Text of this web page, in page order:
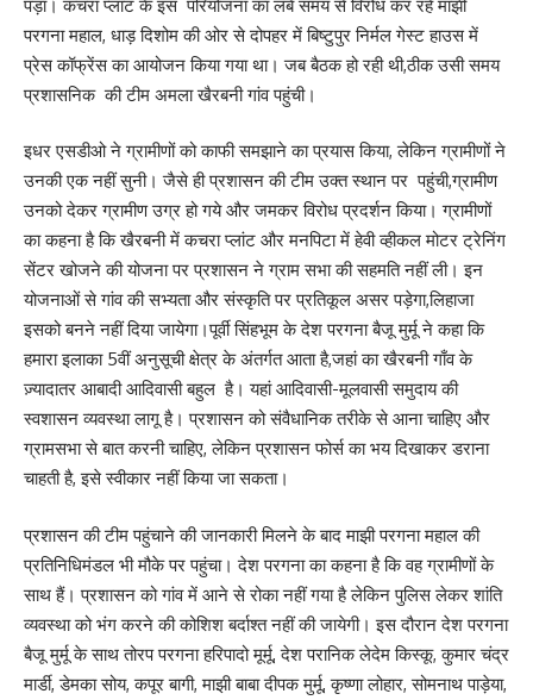
पड़ा। कचरा प्लांट के इस परियोजना का लंबे समय से विरोध कर रहे माझी
परगना महाल, धाड़ दिशोम की ओर से दोपहर में बिष्टुपुर निर्मल गेस्ट हाउस में
प्रेस कॉफ्रेंस का आयोजन किया गया था। जब बैठक हो रही थी,ठीक उसी समय
प्रशासनिक की टीम अमला खैरबनी गांव पहुंची।
इधर एसडीओ ने ग्रामीणों को काफी समझाने का प्रयास किया, लेकिन ग्रामीणों ने
उनकी एक नहीं सुनी। जैसे ही प्रशासन की टीम उक्त स्थान पर पहुंची,ग्रामीण
उनको देकर ग्रामीण उग्र हो गये और जमकर विरोध प्रदर्शन किया। ग्रामीणों
का कहना है कि खैरबनी में कचरा प्लांट और मनपिटा में हेवी व्हीकल मोटर ट्रेनिंग
सेंटर खोजने की योजना पर प्रशासन ने ग्राम सभा की सहमति नहीं ली। इन
योजनाओं से गांव की सभ्यता और संस्कृति पर प्रतिकूल असर पड़ेगा,लिहाजा
इसको बनने नहीं दिया जायेगा।पूर्वी सिंहभूम के देश परगना बैजू मुर्मू ने कहा कि
हमारा इलाका 5वीं अनुसूची क्षेत्र के अंतर्गत आता है,जहां का खैरबनी गाँव के
ज़्यादातर आबादी आदिवासी बहुल है। यहां आदिवासी-मूलवासी समुदाय की
स्वशासन व्यवस्था लागू है। प्रशासन को संवैधानिक तरीके से आना चाहिए और
ग्रामसभा से बात करनी चाहिए, लेकिन प्रशासन फोर्स का भय दिखाकर डराना
चाहती है, इसे स्वीकार नहीं किया जा सकता।
प्रशासन की टीम पहुंचाने की जानकारी मिलने के बाद माझी परगना महाल की
प्रतिनिधिमंडल भी मौके पर पहुंचा। देश परगना का कहना है कि वह ग्रामीणों के
साथ हैं। प्रशासन को गांव में आने से रोका नहीं गया है लेकिन पुलिस लेकर शांति
व्यवस्था को भंग करने की कोशिश बर्दाश्त नहीं की जायेगी। इस दौरान देश परगना
बैजू मुर्मू के साथ तोरप परगना हरिपादो मूर्मू, देश परानिक लेदेम किस्कू, कुमार चंद्र
मार्डी, डेमका सोय, कपूर बागी, माझी बाबा दीपक मुर्मू, कृष्णा लोहार, सोमनाथ पाड़ेया,